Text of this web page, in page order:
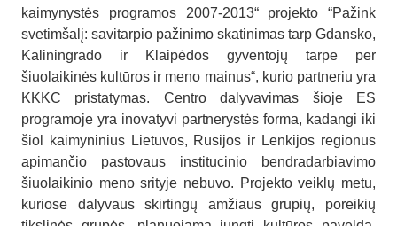
kaimynystės programos 2007-2013“ projekto “Pažink
svetimšalį: savitarpio pažinimo skatinimas tarp Gdansko,
Kaliningrado ir Klaipėdos gyventojų tarpe per
šiuolaikinės kultūros ir meno mainus“, kurio partneriu yra
KKKC pristatymas. Centro dalyvavimas šioje ES
programoje yra inovatyvi partnerystės forma, kadangi iki
šiol kaimyninius Lietuvos, Rusijos ir Lenkijos regionus
apimančio pastovaus institucinio bendradarbiavimo
šiuolaikinio meno srityje nebuvo. Projekto veiklų metu,
kuriose dalyvaus skirtingų amžiaus grupių, poreikių